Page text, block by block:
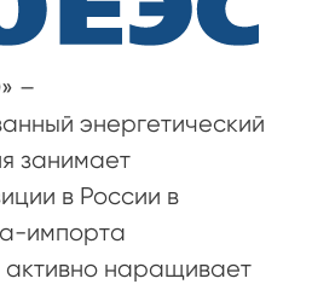
–
энергетический
занимает
в России в
импорта
активно наращивает